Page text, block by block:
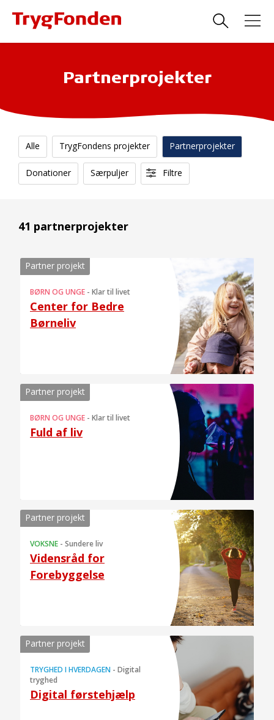
Partnerprojekter
Alle TrygFondens projekter Partnerprojekter
Donationer Særpuljer Filtre
41 partnerprojekter
Partner projekt
BØRN OG UNGE - Klar til livet
Center for Bedre
Børneliv
Partner projekt
BØRN OG UNGE - Klar til livet
Fuld af liv
Partner projekt
VOKSNE - Sundere liv
Vidensråd for
Forebyggelse
Partner projekt
TRYGHED I HVERDAGEN - Digital
tryghed
Digital førstehjælp